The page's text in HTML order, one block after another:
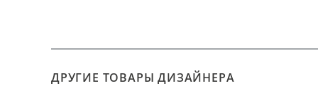
ДРУГИЕ ТОВАРЫ ДИЗАЙНЕРА